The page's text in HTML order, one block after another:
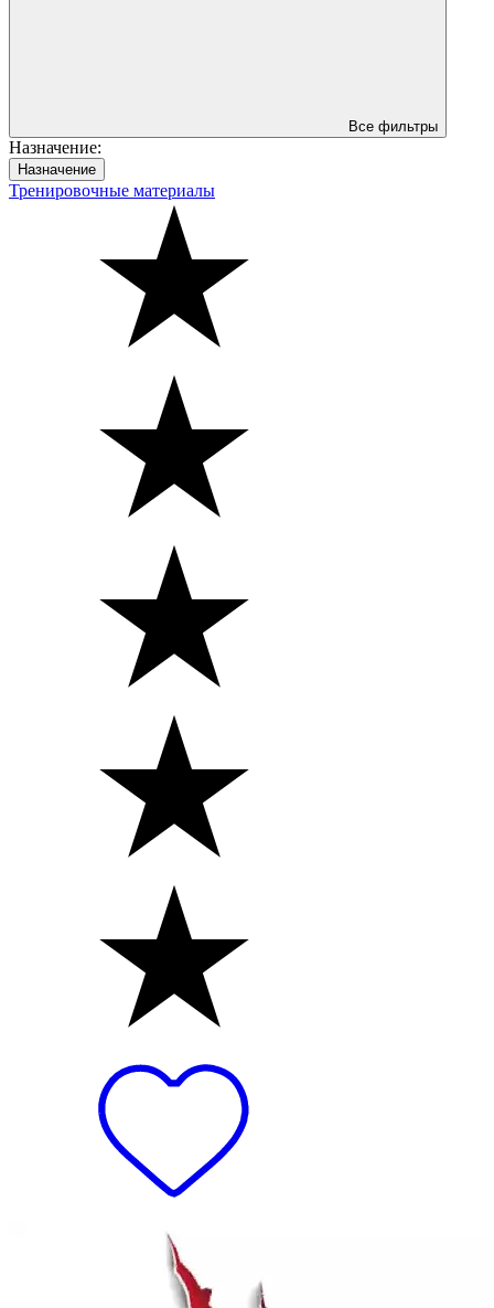
Все фильтры
Назначениe:
Назначениe
Тренировочные материалы